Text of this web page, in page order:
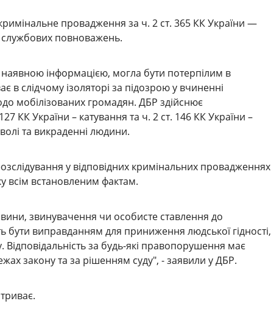
провадження за ч. 2 ст. 365 КК України —
повноважень.
інформацією, могла бути потерпілим в
в слідчому ізоляторі за підозрою у вчиненні
мобілізованих громадян. ДБР здійснює
КК України – катування та ч. 2 ст. 146 КК України –
та викраденні людини.
у відповідних кримінальних провадженнях
всім встановленим фактам.
звинувачення чи особисте ставлення до
бути виправданням для приниження людської гідності,
Відповідальність за будь-які правопорушення має
закону та за рішенням суду", - заявили у ДБР.